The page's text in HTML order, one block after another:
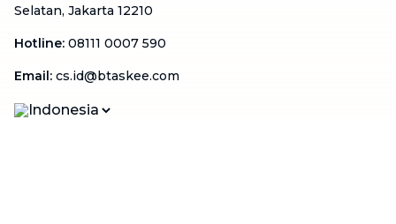
Selatan, Jakarta 12210
Hotline: 08111 0007 590
Email: cs.id@btaskee.com
Indonesia